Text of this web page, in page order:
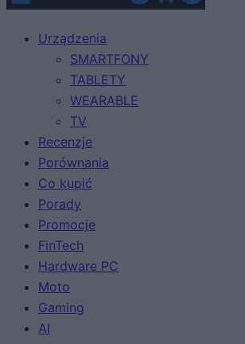
Urządzenia
SMARTFONY
TABLETY
WEARABLE
TV
Recenzje
Porównania
Co kupić
Porady
Promocje
FinTech
Hardware PC
Moto
Gaming
AI